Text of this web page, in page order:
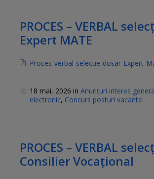
PROCES – VERBAL
Expert MATE
Proces-verbal-selectie-dosar-Expert-
18 mai, 2026 in Anunțuri interes
electronic, Concurs posturi vacante
PROCES – VERBAL
Consilier Vocațional